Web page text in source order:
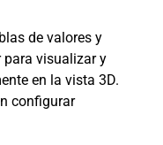
de valores y
para visualizar y
en la vista 3D.
configurar